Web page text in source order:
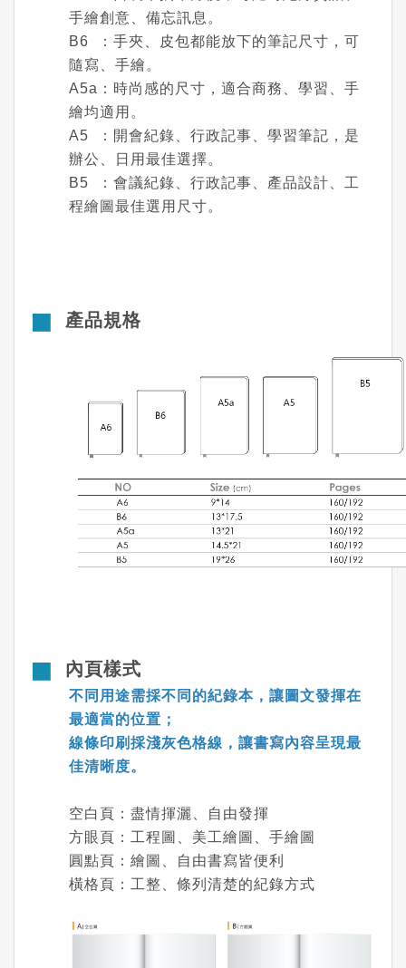
手繪創意、備忘訊息。
B6 ：手夾、皮包都能放下的筆記尺寸，可
隨寫、手繪。
A5a：時尚感的尺寸，適合商務、學習、手
繪均適用。
A5 ：開會紀錄、行政記事、學習筆記，是
辦公、日用最佳選擇。
B5 ：會議紀錄、行政記事、產品設計、工
程繪圖最佳選用尺寸。
產品規格
內頁樣式
不同用途需採不同的紀錄本，讓圖文發揮在
最適當的位置；
線條印刷採淺灰色格線，讓書寫內容呈現最
佳清晰度。
空白頁：盡情揮灑、自由發揮
方眼頁：工程圖、美工繪圖、手繪圖
圓點頁：繪圖、自由書寫皆便利
橫格頁：工整、條列清楚的紀錄方式